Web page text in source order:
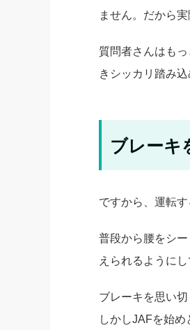
ません。だから
質問者さんはも
きシッカリ踏み
ブレーキ
ですから、運転
普段から腰をシ
えられるように
ブレーキを思い
しかしJAFを始